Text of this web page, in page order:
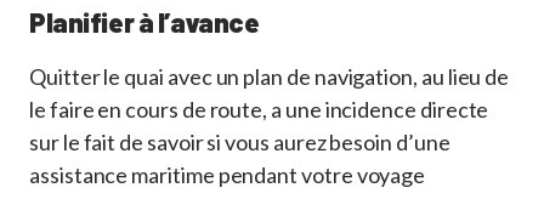
Planifier à l’avance
Quitter le quai avec un plan de navigation, au lieu de
le faire en cours de route, a une incidence directe
sur le fait de savoir si vous aurez besoin d’une
assistance maritime pendant votre voyage